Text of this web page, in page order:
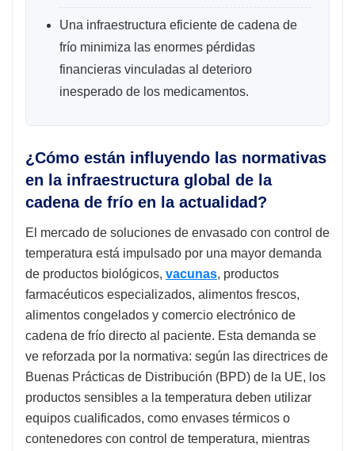
Una infraestructura eficiente de cadena de
frío minimiza las enormes pérdidas
financieras vinculadas al deterioro
inesperado de los medicamentos.
¿Cómo están influyendo las normativas
en la infraestructura global de la
cadena de frío en la actualidad?
El mercado de soluciones de envasado con control de
temperatura está impulsado por una mayor demanda
de productos biológicos, vacunas, productos
farmacéuticos especializados, alimentos frescos,
alimentos congelados y comercio electrónico de
cadena de frío directo al paciente. Esta demanda se
ve reforzada por la normativa: según las directrices de
Buenas Prácticas de Distribución (BPD) de la UE, los
productos sensibles a la temperatura deben utilizar
equipos cualificados, como envases térmicos o
contenedores con control de temperatura, mientras